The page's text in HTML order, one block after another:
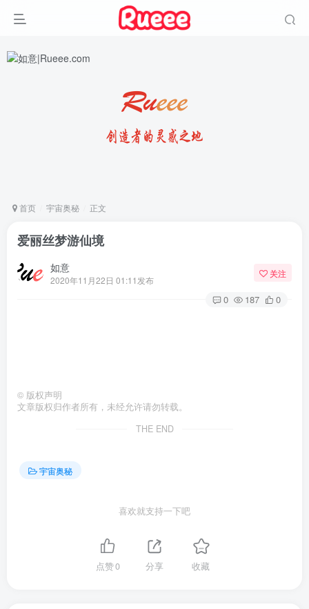
首页 宇宙奥秘 正文
爱丽丝梦游仙境
如意
2020年11月22日 01:11发布
关注
0 187 0
© 版权声明
文章版权归作者所有，未经允许请勿转载。
THE END
宇宙奥秘
喜欢就支持一下吧
点赞0 分享 收藏